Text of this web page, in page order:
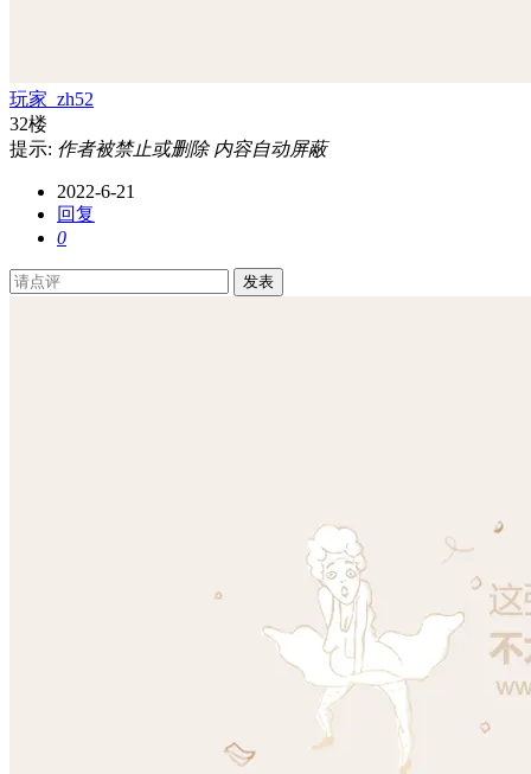
玩家_zh52
32楼
提示: 作者被禁止或删除 内容自动屏蔽
2022-6-21
回复
0
发表